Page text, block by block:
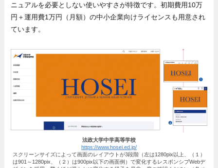
ニュアルを必要としない使いやすさが特徴です。初期費用10万
円＋運用費1万円（月額）の中小企業向けライセンスも用意され
ています。
法政大学中学高等学校
https://www.hosei.ed.jp/
スクリーンサイズによって画面のレイアウトが3段階（左は1280pix以上、（１）
は901～1280pix、（２）は900pix以下の画面例）で変化するレスポンシブWebデ